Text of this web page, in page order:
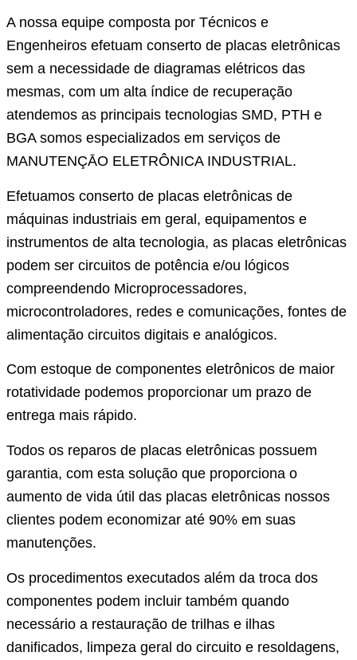
A nossa equipe composta por Técnicos e
Engenheiros efetuam conserto de placas eletrônicas
sem a necessidade de diagramas elétricos das
mesmas, com um alta índice de recuperação
atendemos as principais tecnologias SMD, PTH e
BGA somos especializados em serviços de
MANUTENÇĀO ELETRÔNICA INDUSTRIAL.
Efetuamos conserto de placas eletrônicas de
máquinas industriais em geral, equipamentos e
instrumentos de alta tecnologia, as placas eletrônicas
podem ser circuitos de potência e/ou lógicos
compreendendo Microprocessadores,
microcontroladores, redes e comunicações, fontes de
alimentação circuitos digitais e analógicos.
Com estoque de componentes eletrônicos de maior
rotatividade podemos proporcionar um prazo de
entrega mais rápido.
Todos os reparos de placas eletrônicas possuem
garantia, com esta solução que proporciona o
aumento de vida útil das placas eletrônicas nossos
clientes podem economizar até 90% em suas
manutenções.
Os procedimentos executados além da troca dos
componentes podem incluir também quando
necessário a restauração de trilhas e ilhas
danificados, limpeza geral do circuito e resoldagens,